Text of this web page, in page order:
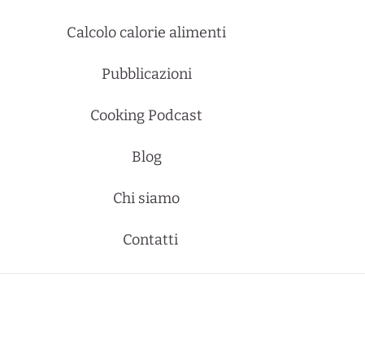
Calcolo calorie alimenti
Pubblicazioni
Cooking Podcast
Blog
Chi siamo
Contatti